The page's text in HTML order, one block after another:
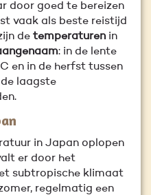
door goed te bereizen
vaak als beste reistijd
de temperaturenin
: in de lente
en in de herfst tussen
de laagste
in Japan oplopen
er door het
subtropische klimaat
regelmatig een